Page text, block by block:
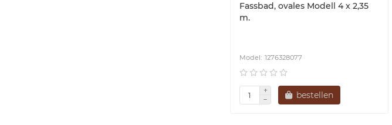
Fassbad, ovales Modell 4 x 2,35
m.
1276328077
bestellen